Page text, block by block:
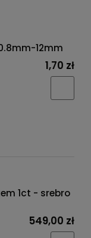
12mm
1,70 zł
1ct - srebro
549,00 zł